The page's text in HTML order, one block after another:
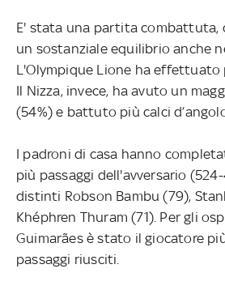
E' stata una partita combattuta,
un sostanziale equilibrio anche
L'Olympique Lione ha
Il Nizza, invece, ha avuto un
(54%) e battuto più calci
I padroni di casa hanno
più passaggi dell'avversario
distinti Robson Bambu (79),
Khéphren Thuram (71). Per gli
Guimarães è stato il giocatore
passaggi riusciti.